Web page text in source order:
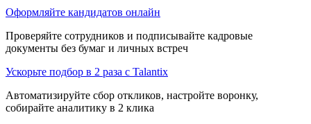
Оформляйте кандидатов онлайн
Проверяйте сотрудников и подписывайте кадровые
документы без бумаг и личных встреч
Ускорьте подбор в 2 раза с Talantix
Автоматизируйте сбор откликов, настройте воронку,
собирайте аналитику в 2 клика